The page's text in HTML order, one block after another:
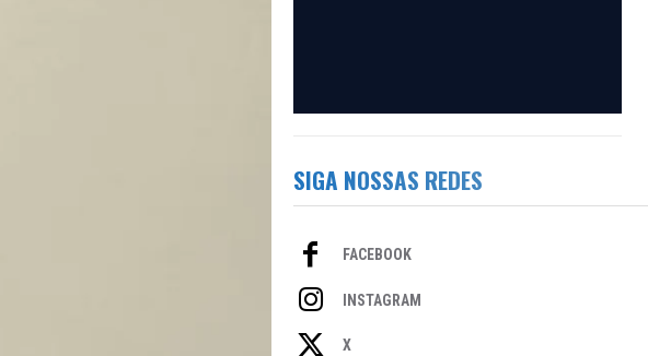
SIGA NOSSAS REDES
FACEBOOK
INSTAGRAM
X